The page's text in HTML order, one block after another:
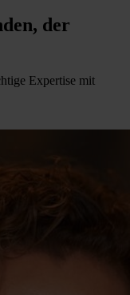
der
Expertise mit